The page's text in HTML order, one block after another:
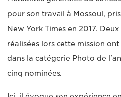
pour son travail à Mossoul,
New York Times en 2017.
réalisées lors cette mission
dans la catégorie Photo de
cinq nominées.